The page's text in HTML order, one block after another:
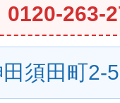
0120-263-
須田町2-